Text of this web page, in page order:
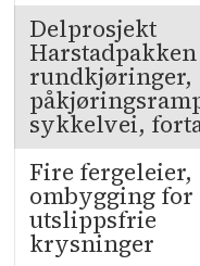
Delprosjekt
Harstadpakken
rundkjøringer,
sykkelvei,
Fire fergeleier,
ombygging for
utslippsfrie
krysninger